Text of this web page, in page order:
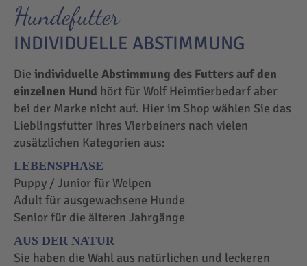
Hundefutter
INDIVIDUELLE ABSTIMMUNG
Die individuelle Abstimmung des Futters auf den
einzelnen Hund hört für Wolf Heimtierbedarf aber
bei der Marke nicht auf. Hier im Shop wählen Sie das
Lieblingsfutter Ihres Vierbeiners nach vielen
zusätzlichen Kategorien aus:
LEBENSPHASE
Puppy / Junior für Welpen
Adult für ausgewachsene Hunde
Senior für die älteren Jahrgänge
AUS DER NATUR
Sie haben die Wahl aus natürlichen und leckeren